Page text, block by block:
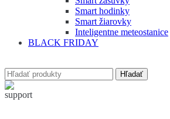
Smart hodinky
Smart žiarovky
Inteligentne meteostanice
BLACK FRIDAY
Hľadať